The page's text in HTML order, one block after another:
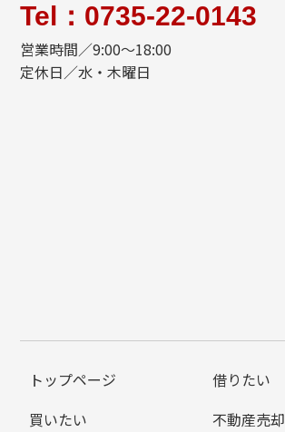
Tel：0735-22-0143
営業時間／9:00～18:00
定休日／水・木曜日
トップページ
借りたい
買いたい
不動産売却